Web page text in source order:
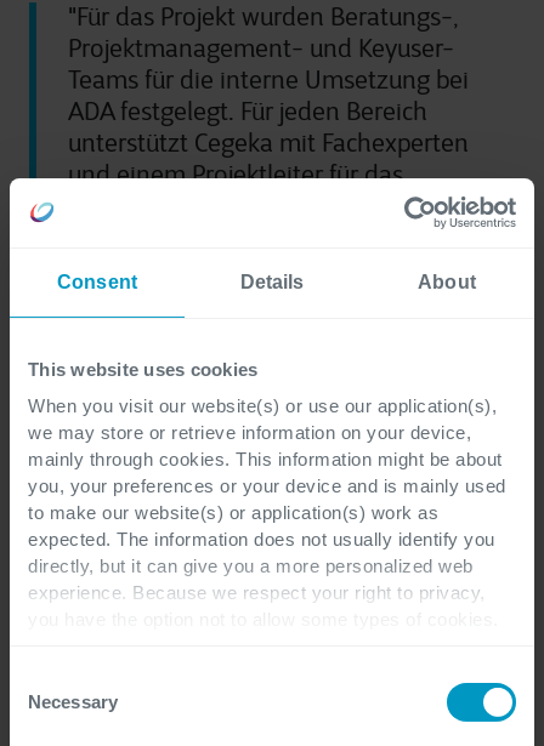
Consent Details About
This website uses cookies
When you visit our website(s) or use our application(s),
we may store or retrieve information on your device,
mainly through cookies. This information might be about
you, your preferences or your device and is mainly used
to make our website(s) or application(s) work as
expected. The information does not usually identify you
directly, but it can give you a more personalized web
experience. Because we respect your right to privacy,
you disable certain cookies, you should be aware that
certain website or application elements may be impacted
Selection
Necessary
"Für das Projekt wurden Beratungs-,
Projektmanagement- und Keyuser-
Teams für die interne Umsetzung bei
ADA festgelegt. Für jeden Bereich
unterstützt Cegeka mit Fachexperten
und einem Projektleiter für das
Gesamtprojekt. Auch seitens ADA
wurden ein Projektleiter und mehrere
Keyuser definiert."
CIO bei ADA Möbelwerke
Read their story
Wie Sie Arbeitsstunden für Ihr
ERP-Projekte sind arbeitsintensiv, insbesondere,